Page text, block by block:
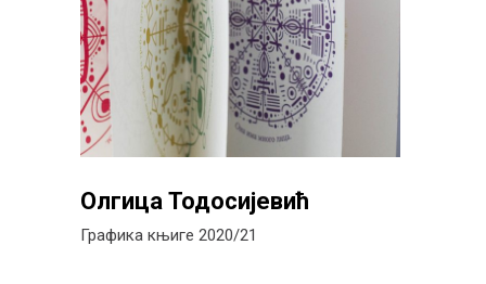
Олгица Тодосијевић
Графика књиге 2020/21